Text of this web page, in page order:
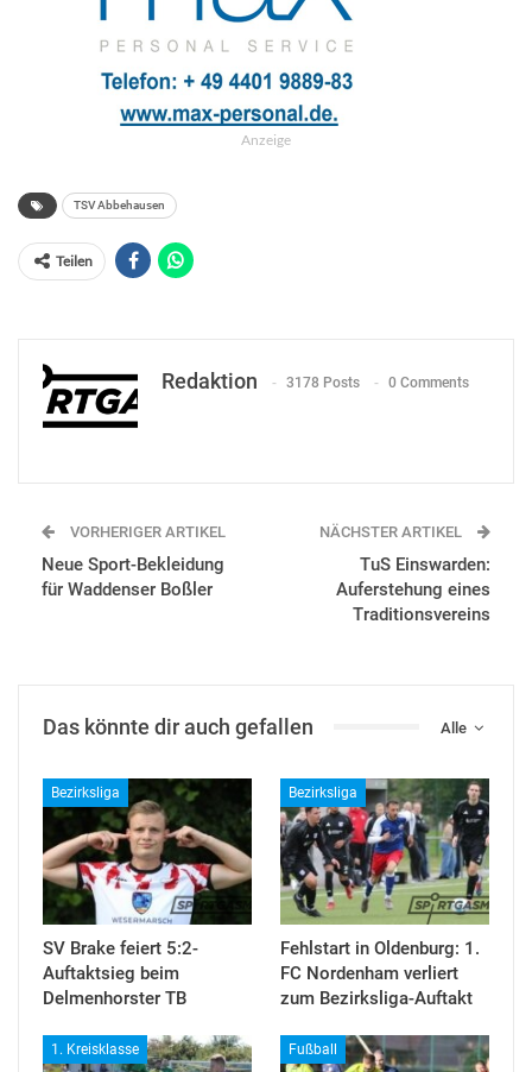
Anzeige
TSV Abbehausen
Teilen
Redaktion 3178 Posts 0 Comments
VORHERIGER ARTIKEL
Neue Sport-Bekleidung
für Waddenser Boßler
NÄCHSTER ARTIKEL
TuS Einswarden:
Auferstehung eines
Traditionsvereins
Alle
Das könnte dir auch gefallen
Bezirksliga
SV Brake feiert 5:2-
Auftaktsieg beim
Delmenhorster TB
Bezirksliga
Fehlstart in Oldenburg: 1.
FC Nordenham verliert
zum Bezirksliga-Auftakt
1. Kreisklasse Fußball